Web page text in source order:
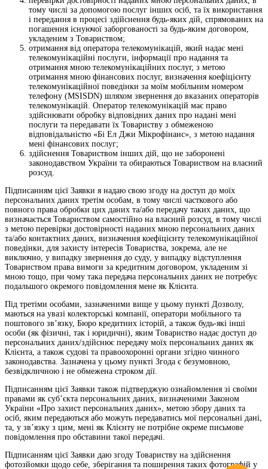
тому числі за допомогою послуг інших осіб, та їх використання
і передання в процесі здійснення будь-яких дій, спрямованих на
погашення існуючої заборгованості за будь-яким договором,
укладеним з Товариством;
отримання від оператора телекомунікацій, який надає мені
телекомунікаційні послуги, інформації про надання та
отримання мною телекомунікаційних послуг, з метою
отримання мною фінансових послуг, визначення коефіцієнту
телекомунікаційної поведінки за моїм мобільним номером
телефону (MSISDN) шляхом звернення до вказаних операторів
телекомунікацій. Оператор телекомунікацій має право
здійснювати обробку відповідних даних про надані мені
послуги та передавати їх Товариству з обмеженою
відповідальністю «Бі Ел Джи Мікрофінанс», з метою надання
мені фінансових послуг;
здійснення Товариством інших дій, що не заборонені
законодавством України та обираються Товариством на власний
розсуд.
Підписанням цієї Заявки я надаю свою згоду на доступ до моїх
персональних даних третім особам, в тому числі часткового або
повного права обробки цих даних та/або передачу таких даних, що
визначається Товариством самостійно на власний розсуд, в тому числі
з метою перевірки достовірності наданих мною персональних даних
та/або контактних даних, визначення коефіцієнту телекомунікаційної
поведінки, для захисту інтересів Товариства, зокрема, але не
виключно, у випадку звернення до суду, у випадку відступлення
Товариством права вимоги за кредитним договором, укладеним зі
мною тощо, при чому така передача персональних даних не потребує
подальшого окремого повідомлення мене як Клієнта.
Під третіми особами, зазначеними вище у цьому пункті Дозволу,
маються на увазі колекторські компанії, оператори мобільного та
поштового зв’язку, Бюро кредитних історій, а також будь-які інші
особи (як фізичні, так і юридичні), яким Товариство надає доступ до
персональних даних/здійснює передачу моїх персональних даних як
Клієнта, а також судові та правоохоронні органи згідно чинного
законодавства. Зазначена у цьому пункті Згода є безумовною,
безвідкличною і не обмежена строком дії.
Підписанням цієї Заявки також підтверджую ознайомлення зі своїми
правами як суб’єкта персональних даних, визначеними Законом
України «Про захист персональних даних», метою збору даних та
осіб, яким передаються або можуть передаватись мої персональні дані,
та, у зв’язку з цим, мені як Клієнту не потрібне окреме письмове
повідомлення про обставини такої передачі.
Підписанням цієї Заявки даю згоду Товариству на здійснення
фотозйомки щодо себе, зберігання та поширення таких фотографій у